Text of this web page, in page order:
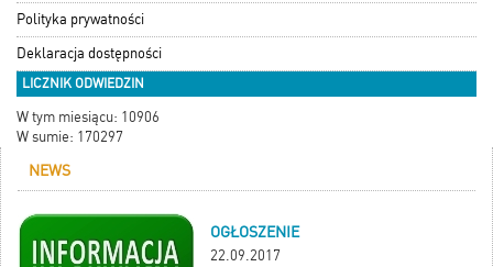
Polityka prywatności
Deklaracja dostępności
LICZNIK ODWIEDZIN
W tym miesiącu: 10906
W sumie: 170297
NEWS
OGŁOSZENIE
22.09.2017